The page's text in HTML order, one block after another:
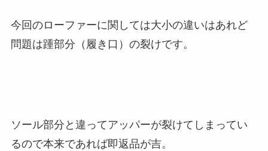
今回のローファーに関しては大小の違いはあれど
問題は踵部分（履き口）の裂けです。
ソール部分と違ってアッパーが裂けてしまってい
るので本来であれば即返品が吉。